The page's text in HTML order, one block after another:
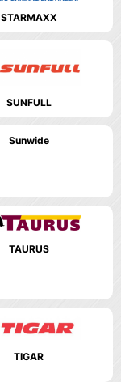
STARMAXX
SUNFULL
Sunwide
TAURUS
TIGAR